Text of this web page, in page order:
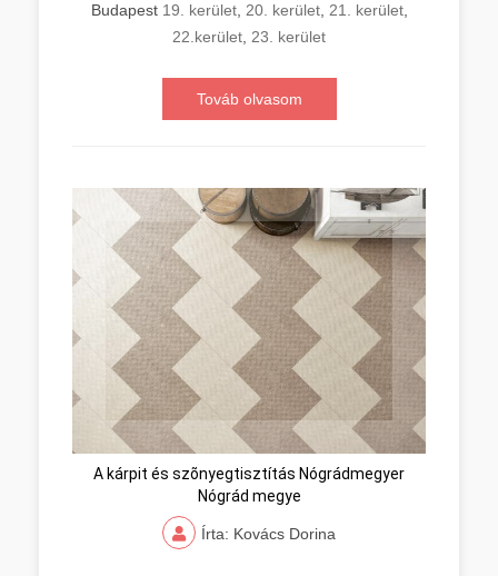
Budapest 19. kerület, 20. kerület, 21. kerület,
22.kerület 23. kerület
Továb olvasom
A kárpit és szõnyegtisztítás Nógrádmegyer
Nógrád megye
Írta: Kovács Dorina